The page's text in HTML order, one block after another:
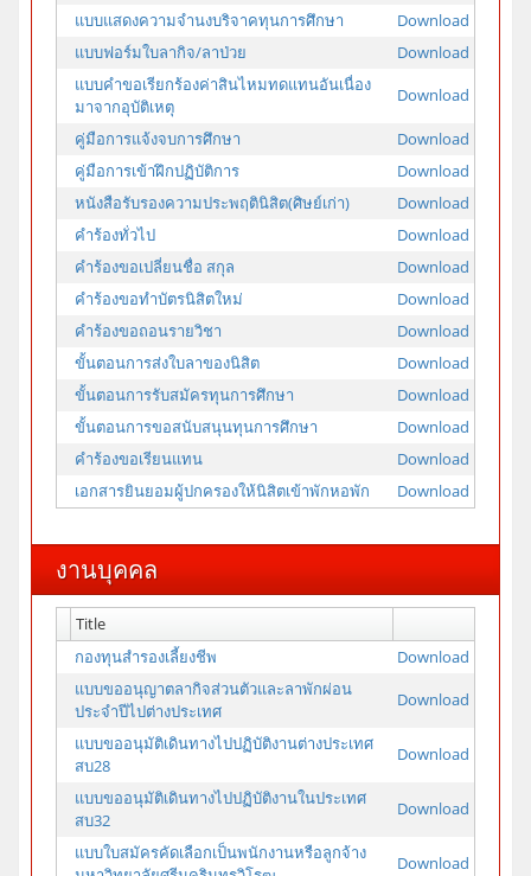
แบบแสดงความจำนงบริจาคทุนการศึกษา
Download
แบบฟอร์มใบลากิจ/ลาป่วย
Download
แบบคำขอเรียกร้องค่าสินไหมทดแทนอันเนื่อง
มาจากอุบัติเหตุ
Download
คู่มือการแจ้งจบการศึกษา
Download
คู่มือการเข้าฝึกปฏิบัติการ
Download
หนังสือรับรองความประพฤตินิสิต(ศิษย์เก่า)
Download
คำร้องทั่วไป
Download
คำร้องขอเปลี่ยนชื่อ สกุล
Download
คำร้องขอทำบัตรนิสิตใหม่
Download
คำร้องขอถอนรายวิชา
Download
ขั้นตอนการส่งใบลาของนิสิต
Download
ขั้นตอนการรับสมัครทุนการศึกษา
Download
ขั้นตอนการขอสนับสนุนทุนการศึกษา
Download
คำร้องขอเรียนแทน
Download
เอกสารยินยอมผู้ปกครองให้นิสิตเข้าพักหอพัก
Download
งานบุคคล
Title
กองทุนสำรองเลี้ยงชีพ
Download
แบบขออนุญาตลากิจส่วนตัวและลาพักผ่อน
ประจำปีไปต่างประเทศ
Download
แบบขออนุมัติเดินทางไปปฏิบัติงานต่างประเทศ
สบ28
Download
แบบขออนุมัติเดินทางไปปฏิบัติงานในประเทศ
สบ32
Download
แบบใบสมัครคัดเลือกเป็นพนักงานหรือลูกจ้าง
Download